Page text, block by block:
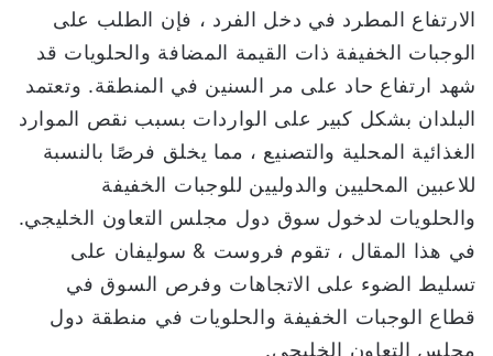
الارتفاع المطرد في دخل الفرد ، فإن الطلب على
الوجبات الخفيفة ذات القيمة المضافة والحلويات قد
شهد ارتفاع حاد على مر السنين في المنطقة. وتعتمد
البلدان بشكل كبير على الواردات بسبب نقص الموارد
الغذائية المحلية والتصنيع ، مما يخلق فرصًا بالنسبة
للاعبين المحليين والدوليين للوجبات الخفيفة
والحلويات لدخول سوق دول مجلس التعاون الخليجي.
في هذا المقال ، تقوم فروست & سوليفان على
تسليط الضوء على الاتجاهات وفرص السوق في
قطاع الوجبات الخفيفة والحلويات في منطقة دول
مجلس التعاون الخليجي.